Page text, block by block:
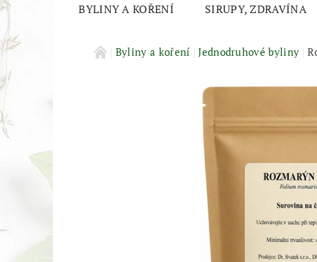
BYLINY A KOŘENÍ SIRUPY, ZDRAVÍNA
AKČNÍ SLEVAByliny a koření Jednodruhové byliny